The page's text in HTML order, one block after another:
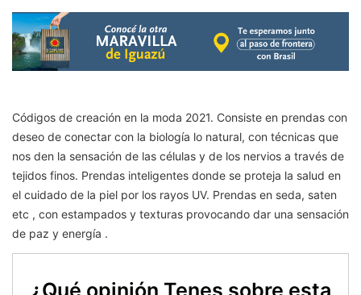
Códigos de creación en la moda 2021. Consiste en prendas con
deseo de conectar con la biología lo natural, con técnicas que
nos den la sensación de las células y de los nervios a través de
tejidos finos. Prendas inteligentes donde se proteja la salud en
el cuidado de la piel por los rayos UV. Prendas en seda, saten
etc , con estampados y texturas provocando dar una sensación
de paz y energía .